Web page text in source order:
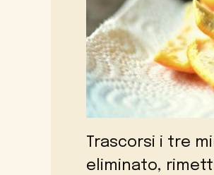
Trascorsi i tre
eliminato,